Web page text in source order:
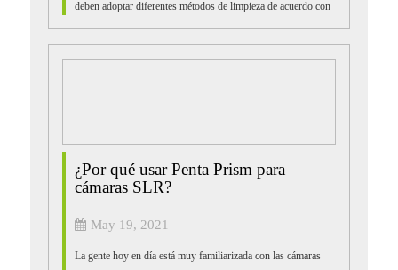
deben adoptar diferentes métodos de limpieza de acuerdo con
los diferentes contaminantes antes y después de la capa...
¿Por qué usar Penta Prism para
cámaras SLR?
May 19, 2021
La gente hoy en día está muy familiarizada con las cámaras